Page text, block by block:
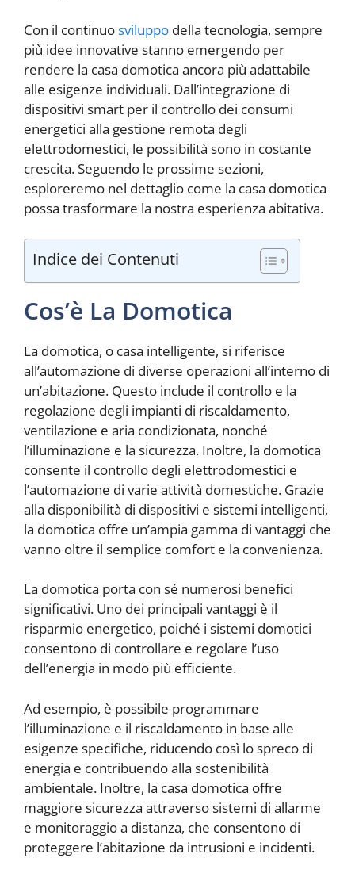
Con il continuosviluppo della tecnologia, sempre
più idee innovative stanno emergendo per
rendere la casa domotica ancora più adattabile
alle esigenze individuali. Dall’integrazione di
dispositivi smart per il controllo dei consumi
energetici alla gestione remota degli
elettrodomestici, le possibilità sono in costante
crescita. Seguendo le prossime sezioni,
esploreremo nel dettaglio come la casa domotica
possa trasformare la nostra esperienza abitativa.
Indice dei Contenuti
Cos’è La Domotica
La domotica, o casa intelligente, si riferisce
all’automazione di diverse operazioni all’interno di
un’abitazione. Questo include il controllo e la
regolazione degli impianti di riscaldamento,
ventilazione e aria condizionata, nonché
l’illuminazione e la sicurezza. Inoltre, la domotica
consente il controllo degli elettrodomestici e
l’automazione di varie attività domestiche. Grazie
alla disponibilità di dispositivi e sistemi intelligenti,
la domotica offre un’ampia gamma di vantaggi che
vanno oltre il semplice comfort e la convenienza.
La domotica porta con sé numerosi benefici
significativi. Uno dei principali vantaggi è il
risparmio energetico, poiché i sistemi domotici
consentono di controllare e regolare l’uso
dell’energia in modo più efficiente.
Ad esempio, è possibile programmare
l’illuminazione e il riscaldamento in base alle
esigenze specifiche, riducendo così lo spreco di
energia e contribuendo alla sostenibilità
ambientale. Inoltre, la casa domotica offre
maggiore sicurezza attraverso sistemi di allarme
e monitoraggio a distanza, che consentono di
proteggere l’abitazione da intrusioni e incidenti.